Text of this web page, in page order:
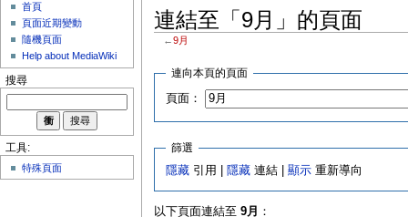
連結至「9月」的頁面
←9月
連向本頁的頁面
頁面：
篩選
隱藏 引用 | 隱藏 連結 |顯示 重新導向
以下頁面連結至 9月 ：
首頁
頁面近期變動
隨機頁面
Help about MediaWiki
搜尋
工具:
特殊頁面